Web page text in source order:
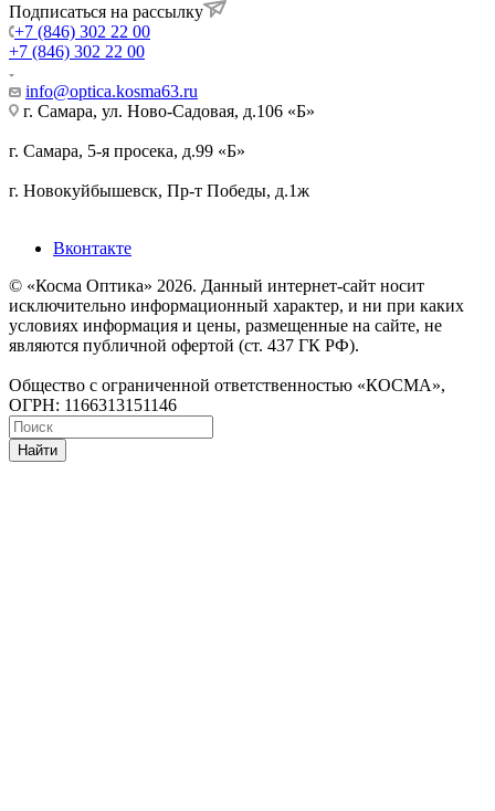
Подписаться на рассылку
+7 (846) 302 22 00
+7 (846) 302 22 00
info@optica.kosma63.ru
г. Самара, ул. Ново-Садовая, д.106 «Б»
г. Самара, 5-я просека, д.99 «Б»
г. Новокуйбышевск, Пр-т Победы, д.1ж
Вконтакте
© «Косма Оптика» 2026. Данный интернет-сайт носит
исключительно информационный характер, и ни при каких
условиях информация и цены, размещенные на сайте, не
являются публичной офертой (ст. 437 ГК РФ).
Общество с ограниченной ответственностью «КОСМА»,
ОГРН: 1166313151146
Найти